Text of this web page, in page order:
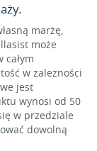
marżę,
może
w zależności
jest
wynosi od 50
w przedziale
dowolną